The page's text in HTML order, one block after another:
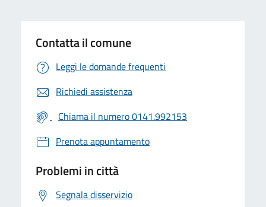
Contatta il comune
Leggi le domande frequenti
Richiedi assistenza
Chiama il numero 0141.992153
Prenota appuntamento
Problemi in città
Segnala disservizio